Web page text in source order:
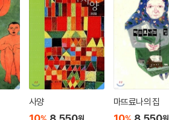
사양
원
마뜨료나의 집
원